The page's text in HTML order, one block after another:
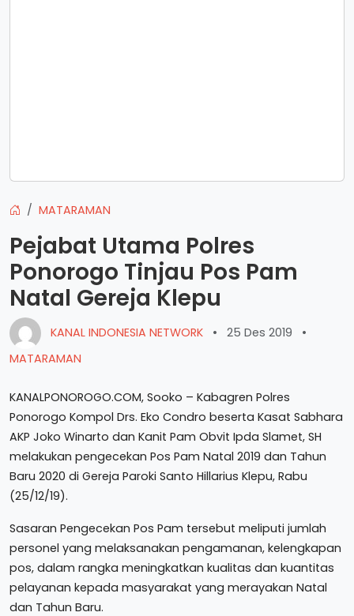
MATARAMAN
Pejabat Utama Polres
Ponorogo Tinjau Pos Pam
Natal Gereja Klepu
KANAL INDONESIA NETWORK • 25 Des 2019
•
MATARAMAN
KANALPONOROGO.COM, Sooko – Kabagren Polres
Ponorogo Kompol Drs. Eko Condro beserta Kasat Sabhara
AKP Joko Winarto dan Kanit Pam Obvit Ipda Slamet, SH
melakukan pengecekan Pos Pam Natal 2019 dan Tahun
Baru 2020 di Gereja Paroki Santo Hillarius Klepu, Rabu
(25/12/19).
Sasaran Pengecekan Pos Pam tersebut meliputi jumlah
personel yang melaksanakan pengamanan, kelengkapan
pos, dalam rangka meningkatkan kualitas dan kuantitas
pelayanan kepada masyarakat yang merayakan Natal
dan Tahun Baru.